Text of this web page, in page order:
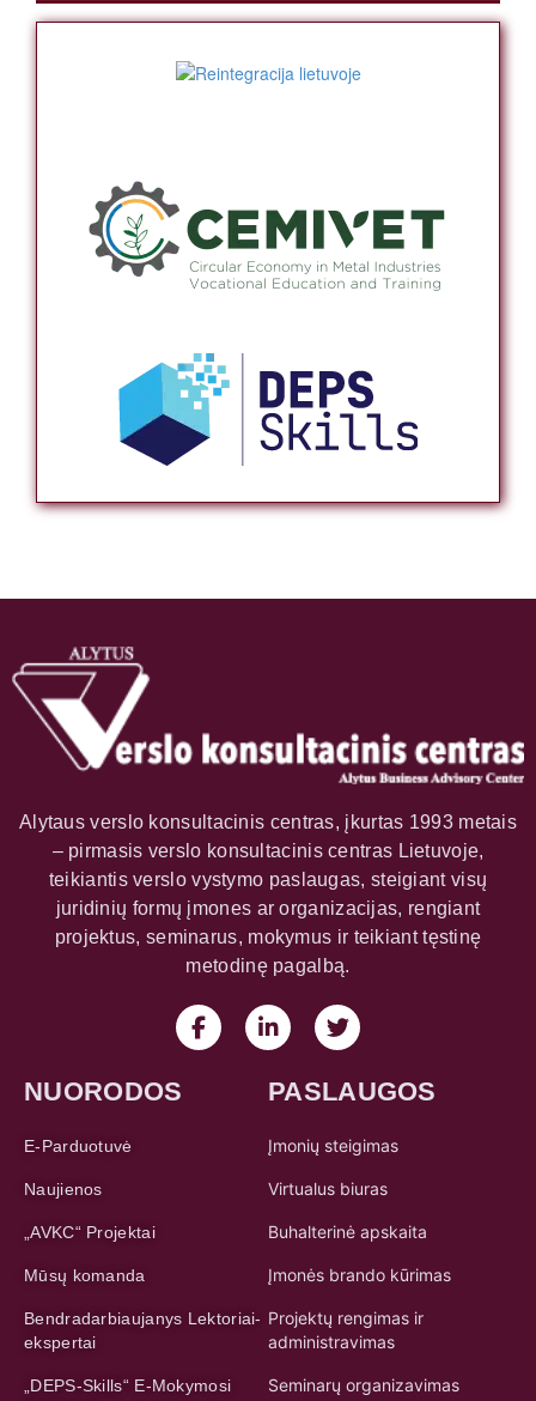
Alytaus verslo konsultacinis centras, įkurtas 1993 metais
– pirmasis verslo konsultacinis centras Lietuvoje,
teikiantis verslo vystymo paslaugas, steigiant visų
juridinių formų įmones ar organizacijas, rengiant
projektus, seminarus, mokymus ir teikiant tęstinę
metodinę pagalbą.
NUORODOS
E-Parduotuvė
Naujienos
„AVKC“ Projektai
Mūsų komanda
Bendradarbiaujanys Lektoriai-
ekspertai
„DEPS-Skills“ E-Mokymosi
PASLAUGOS
Įmonių steigimas
Virtualus biuras
Buhalterinė apskaita
Įmonės brando kūrimas
Projektų rengimas ir
administravimas
Seminarų organizavimas